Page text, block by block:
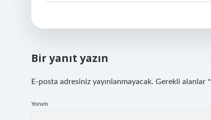
Bir yanıt yazın
E-posta adresiniz yayınlanmayacak. Gerekli alanlar *
Yorum